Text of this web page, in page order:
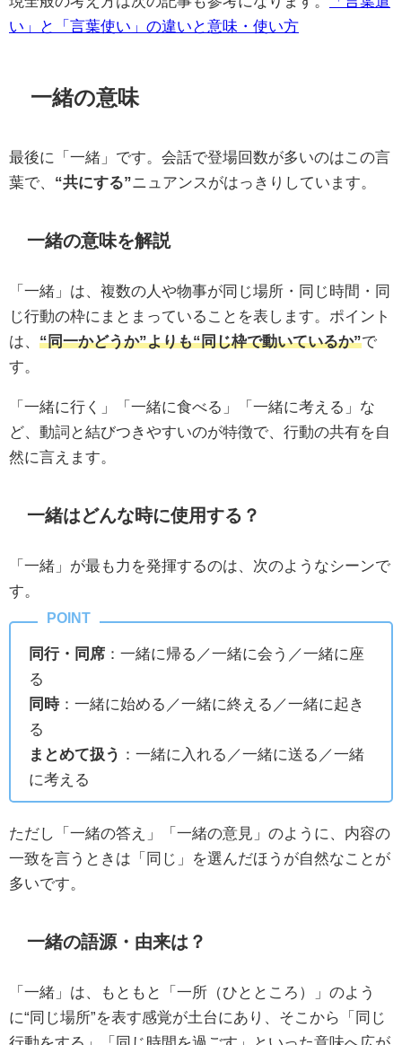
い」と「言葉使い」の違いと意味・使い方
一緒の意味
最後に「一緒」です。会話で登場回数が多いのはこの言
葉で、 “共にする” ニュアンスがはっきりしています。
一緒の意味を解説
「一緒」は、複数の人や物事が同じ場所・同じ時間・同
じ行動の枠にまとまっていることを表します。ポイント
は、 “同一かどうか”よりも“同じ枠で動いているか”で
す。
「一緒に行く」「一緒に食べる」「一緒に考える」な
ど、動詞と結びつきやすいのが特徴で、行動の共有を自
然に言えます。
一緒はどんな時に使用する？
「一緒」が最も力を発揮するのは、次のようなシーンで
す。
同行・同席 ：一緒に帰る／一緒に会う／一緒に座
る
同時：一緒に始める／一緒に終える／一緒に起き
る
まとめて扱う ：一緒に入れる／一緒に送る／一緒
に考える
ただし「一緒の答え」「一緒の意見」のように、内容の
一致を言うときは「同じ」を選んだほうが自然なことが
多いです。
一緒の語源・由来は？
「一緒」は、もともと「一所（ひとところ）」のよう
に“同じ場所”を表す感覚が土台にあり、そこから「同じ